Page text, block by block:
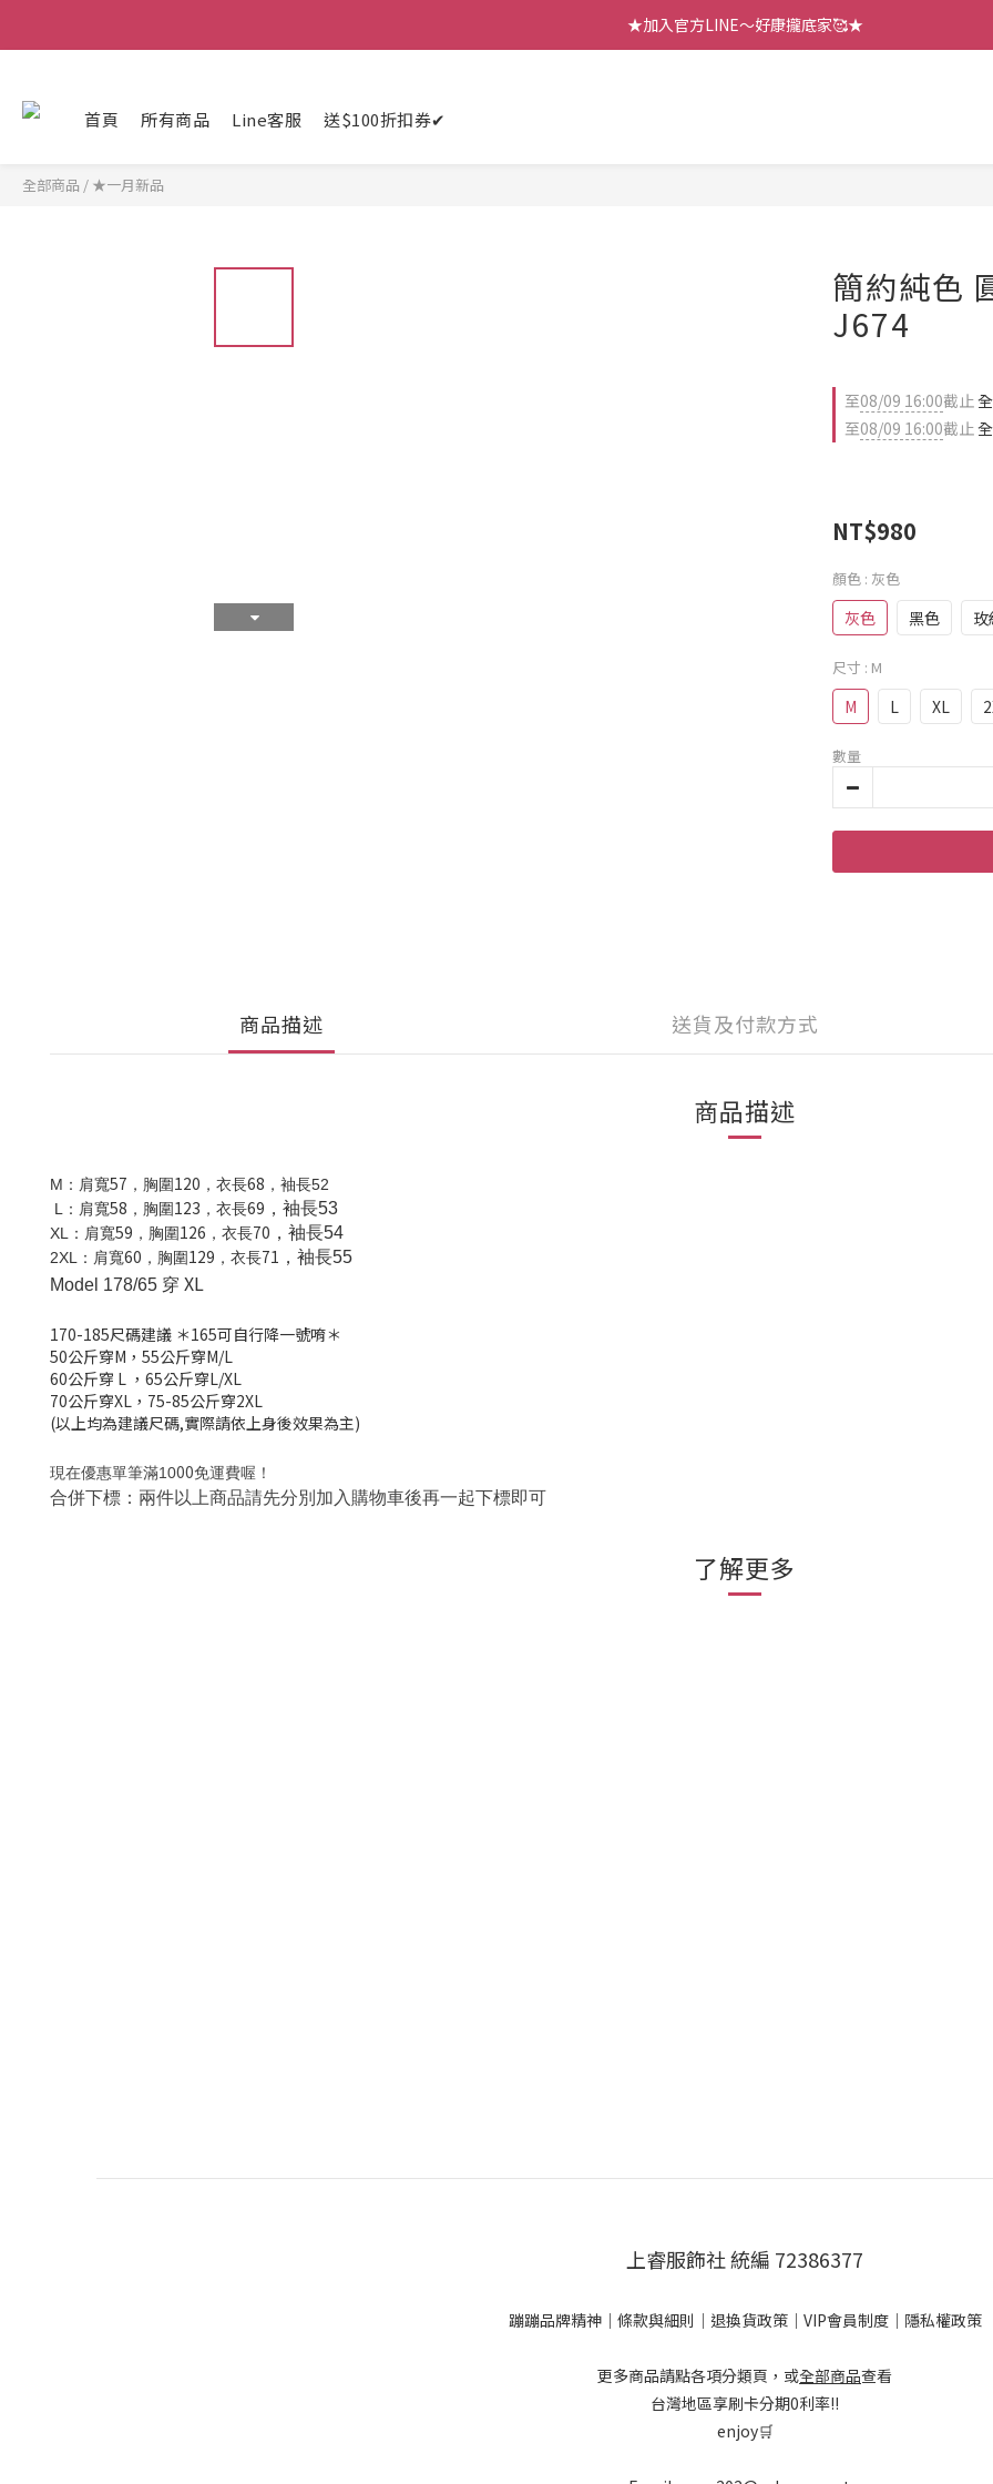
【七月新品】上架了!! 限時折扣優惠😍
★加入官方LINE～好康攏底家🥰★
首頁 所有商品 Line客服 送$100折扣券✔
全部商品 / ★一月新品
簡約純色
J674
至08/09 16:00截止
至08/09 16:00截止
NT$980
顏色 : 灰色
灰色 黑色 玫
尺寸 : M
M L XL
數量
商品描述 送貨及付款方式
商品描述
M ：肩寬57 ，胸圍120 ，衣長68 ，袖長52
L
：肩寬58 ，胸圍123 ，衣長69 ，袖長53
XL ：肩寬59 ，胸圍126 ，衣長70 ，袖長54
2XL ：肩寬60 ，胸圍129 ，衣長71 ，袖長55
Model 178/65 穿 XL
170-185尺碼建議 ＊165可自行降一號唷＊
50公斤穿M， 55公斤穿M/L
60公斤穿 L ， 65公斤穿L/XL
70公斤穿XL， 75-85公斤穿2XL
(以上均為建議尺碼,實際請依上身後效果為主)
現在優惠單筆滿1000免運費喔！
合併下標：兩件以上商品請先分別加入購物車後再一起下標即可
了解更多
上睿服飾社 統編 72386377
蹦蹦品牌精神｜ 條款與細則 ｜ 退換貨政策｜ VIP會員制度｜ 隱私權政策
更多商品請點各項分類頁，或全部商品查看
台灣地區享刷卡分期0利率!!
enjoy🛒